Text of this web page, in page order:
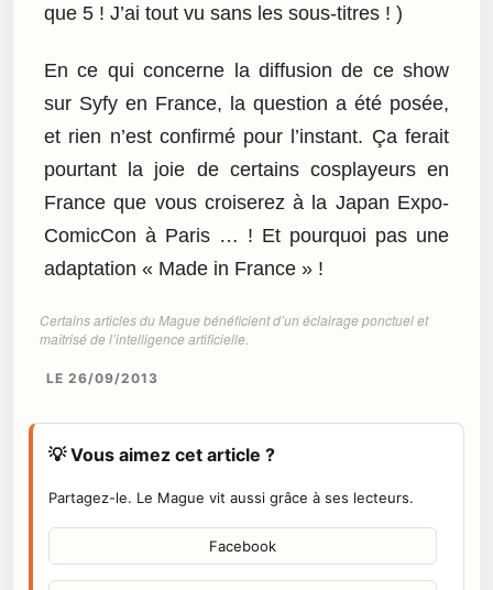
que 5 ! J’ai tout vu sans les sous-titres ! )
En ce qui concerne la diffusion de ce show
sur Syfy en France, la question a été posée,
et rien n’est confirmé pour l’instant. Ça ferait
pourtant la joie de certains cosplayeurs en
France que vous croiserez à la Japan Expo-
ComicCon à Paris … ! Et pourquoi pas une
adaptation « Made in France » !
Certains articles du Mague bénéficient d’un éclairage ponctuel et
maîtrisé de l’intelligence artificielle.
LE 26/09/2013
💡 Vous aimez cet article ?
Partagez-le. Le Mague vit aussi grâce à ses lecteurs.
Facebook